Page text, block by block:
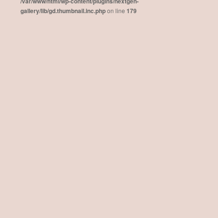
gallery/lib/gd.thumbnail.inc.phpon line179